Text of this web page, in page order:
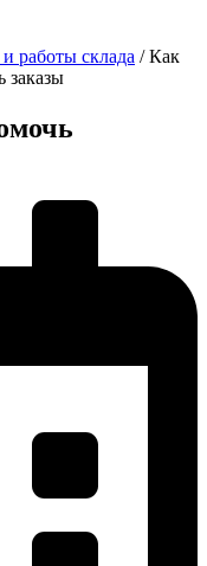
работы склада /Как
заказы